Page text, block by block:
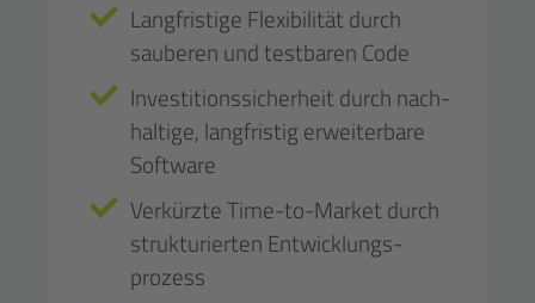
Langfristige Flexibilität durch
sauberen und test­baren Code
Investitions­sicher­heit durch nach­
haltige, lang­fristig erweiter­bare
Software
Verkürzte Time-to-Market durch
struktu­rierten Entwicklungs­
prozess